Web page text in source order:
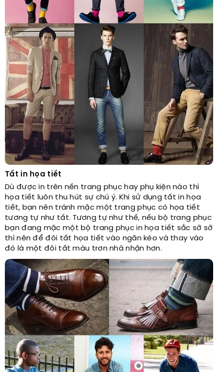
Tất in họa tiết
Dù được in trên nền trang phục hay phụ kiện nào thì
họa tiết luôn thu hút sự chú ý. Khi sử dụng tất in họa
tiết, bạn nên tránh mặc một trang phục có họa tiết
tương tự như tất. Tương tự như thế, nếu bộ trang phục
bạn đang mặc một bộ trang phục in họa tiết sắc sỡ sỡ
thì nên để đôi tất họa tiết vào ngăn kéo và thay vào
đó là một đôi tất màu trơn nhã nhặn hơn.